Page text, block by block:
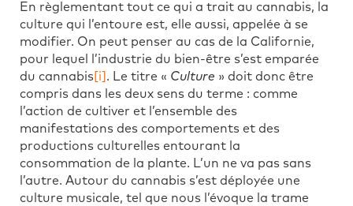
En règlementant tout ce qui a trait au cannabis, la
culture qui l’entoure est, elle aussi, appelée à se
modifier. On peut penser au cas de la Californie,
pour lequel l’industrie du bien-être s’est emparée
du cannabis[i] . Le titre « Culture » doit donc être
compris dans les deux sens du terme : comme
l’action de cultiver et l’ensemble des
manifestations des comportements et des
productions culturelles entourant la
consommation de la plante. L’un ne va pas sans
l’autre. Autour du cannabis s’est déployée une
culture musicale, tel que nous l’évoque la trame